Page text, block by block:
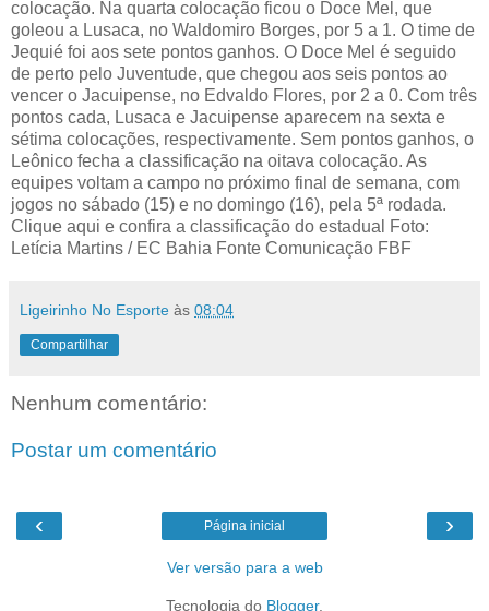
colocação. Na quarta colocação ficou o Doce Mel, que
goleou a Lusaca, no Waldomiro Borges, por 5 a 1. O time de
Jequié foi aos sete pontos ganhos. O Doce Mel é seguido
de perto pelo Juventude, que chegou aos seis pontos ao
vencer o Jacuipense, no Edvaldo Flores, por 2 a 0. Com três
pontos cada, Lusaca e Jacuipense aparecem na sexta e
sétima colocações, respectivamente. Sem pontos ganhos, o
Leônico fecha a classificação na oitava colocação. As
equipes voltam a campo no próximo final de semana, com
jogos no sábado (15) e no domingo (16), pela 5ª rodada.
Clique aqui e confira a classificação do estadual Foto:
Letícia Martins / EC Bahia Fonte Comunicação FBF
Ligeirinho No Esporte às 08:04
Compartilhar
Nenhum comentário:
Postar um comentário
‹ ›
Página inicial
Ver versão para a web
Tecnologia do Blogger.